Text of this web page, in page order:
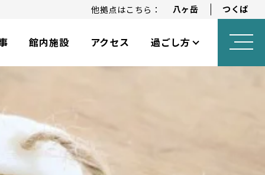
他拠点はこちら： 八ヶ岳 つくば
館内施設 アクセス 過ごし方